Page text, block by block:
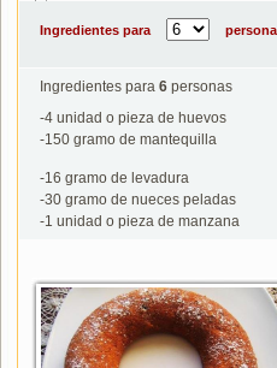
Ingredientes para
Ingredientes para 6 personas
-4 unidad o pieza de huevos
-150 gramo de mantequilla
-16 gramo de levadura
-30 gramo de nueces peladas
-1 unidad o pieza de manzana